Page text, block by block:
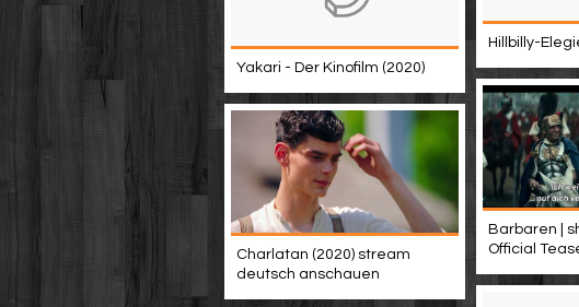
Hillbilly-
Yakari - Der Kinofilm (2020)
Barbaren |
Official
Charlatan (2020) stream
deutsch anschauen